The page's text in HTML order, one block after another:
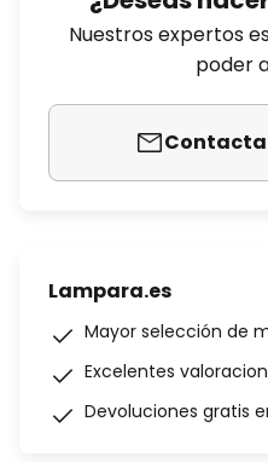
Nuestros expertos
poder
Lampara.es
Mayor selección de
Excelentes
Devoluciones gratis